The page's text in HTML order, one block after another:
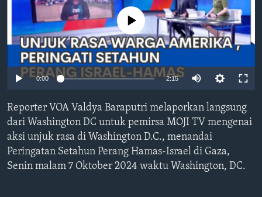
No media source currently available
0:00 2:15
Reporter VOA Valdya Baraputri melaporkan langsung
dari Washington DC untuk pemirsa MOJI TV mengenai
aksi unjuk rasa di Washington D.C., menandai
Peringatan Setahun Perang Hamas-Israel di Gaza,
Senin malam 7 Oktober 2024 waktu Washington, DC.